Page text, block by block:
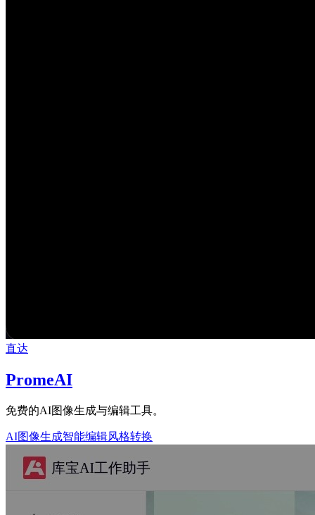
直达
PromeAI
免费的AI图像生成与编辑工具。
AI图像生成智能编辑风格转换